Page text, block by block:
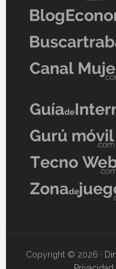
Copyright © 2026 ·